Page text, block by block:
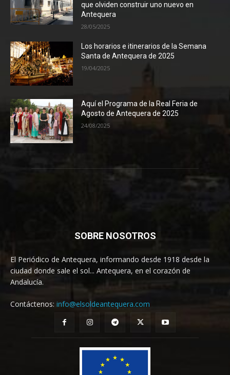
que olviden construir uno nuevo en
Antequera
28/05/2025
Los horarios e itinerarios de la Semana
Santa de Antequera de 2025
19/04/2025
Aquí el Programa de la Real Feria de
Agosto de Antequera de 2025
24/08/2025
SOBRE NOSOTROS
El Periódico de Antequera, informando desde 1918 desde la
ciudad donde sale el sol... Antequera, en el corazón de
Andalucía.
Contáctenos: info@elsoldeantequera.com